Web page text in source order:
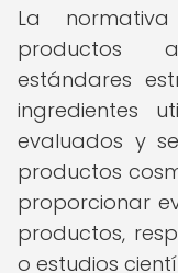
La
productos
estándares
ingredientes
evaluados y
productos
proporcionar
productos,
o estudios